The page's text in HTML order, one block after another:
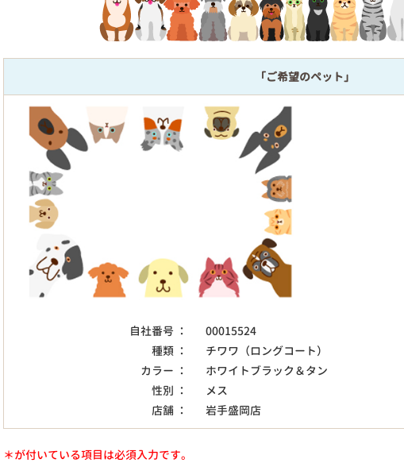
「ご希望のペット」
自社番号 ：
00015524
種類 ：
チワワ（ロングコート）
カラー ：
ホワイトブラック＆タン
性別 ：
メス
店舗 ：
岩手盛岡店
＊が付いている項目は必須入力です。